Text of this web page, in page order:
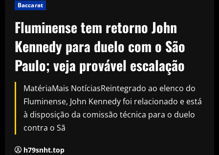
Baccarat
Fluminense tem retorno John
Kennedy para duelo com o São
Paulo; veja provável escalação
MatériaMais NotíciasReintegrado ao elenco do
Fluminense, John Kennedy foi relacionado e está
à disposição da comissão técnica para o duelo
contra o Sã
h79snht.top